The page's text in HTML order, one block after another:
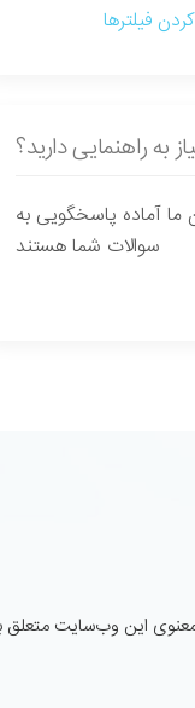
فیلترها
به راهنمایی دارید؟
ما آماده پاسخگویی به
سوالات شما هستند
این وب‌سایت متعلق